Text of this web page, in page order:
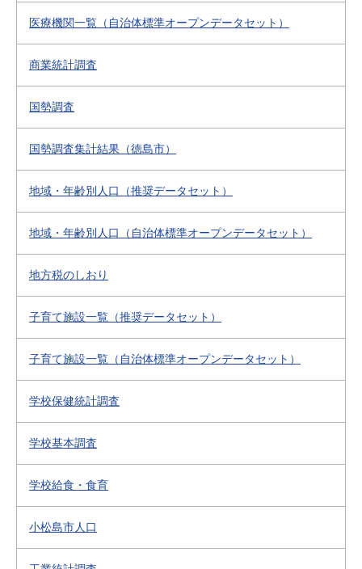
医療機関一覧（自治体標準オープンデータセット）
商業統計調査
国勢調査
国勢調査集計結果（徳島市）
地域・年齢別人口（推奨データセット）
地域・年齢別人口（自治体標準オープンデータセット）
地方税のしおり
子育て施設一覧（推奨データセット）
子育て施設一覧（自治体標準オープンデータセット）
学校保健統計調査
学校基本調査
学校給食・食育
小松島市人口